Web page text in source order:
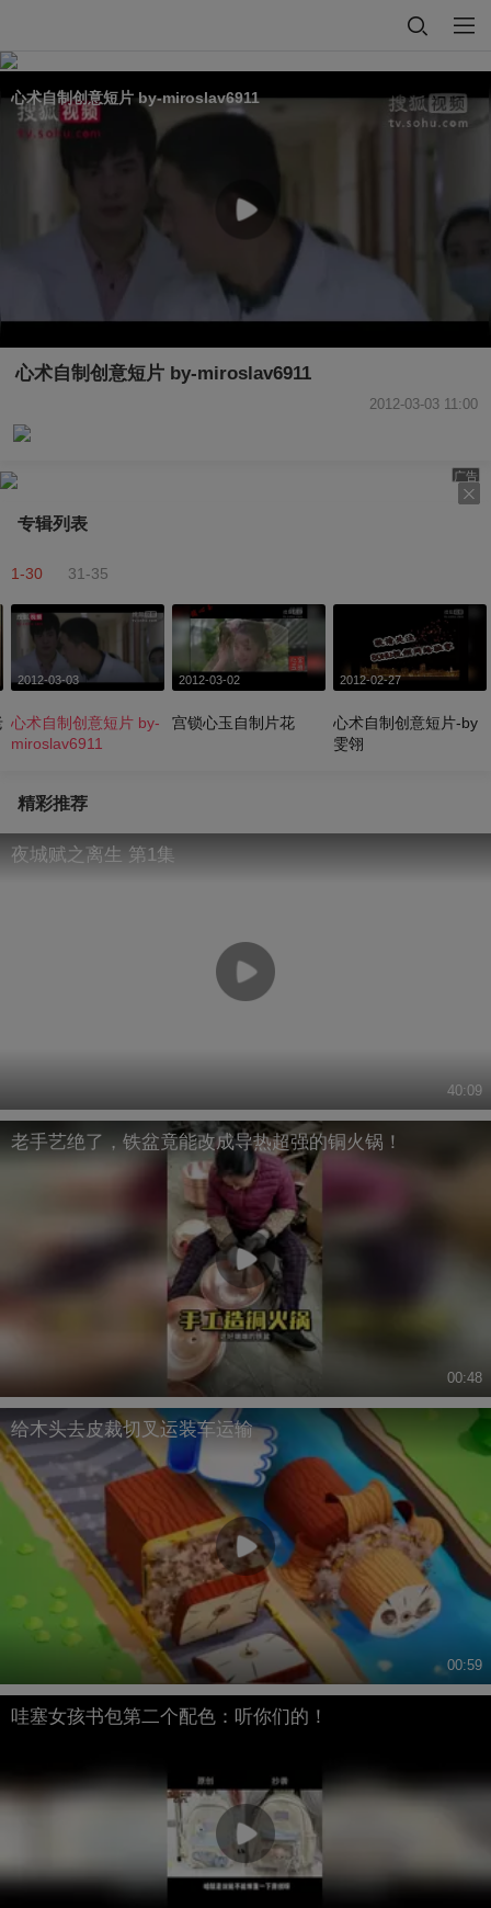
心术自制创意短片 by-miroslav6911
心术自制创意短片 by-miroslav6911
2012-03-03 11:00
广告
专辑列表
1-30 31-35
2012-03-03
心术自制创意短片 by-
miroslav6911
2012-03-02
宫锁心玉自制片花
2012-02-27
心术自制创意短片-by
雯翎
精彩推荐
夜城赋之离生 第1集
40:09
老手艺绝了，铁盆竟能改成导热超强的铜火锅！
00:48
给木头去皮裁切叉运装车运输
00:59
哇塞女孩书包第二个配色：听你们的！